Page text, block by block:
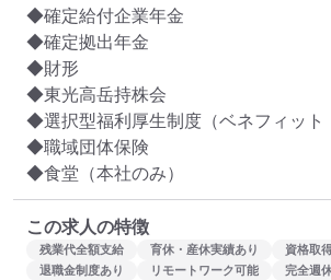
◆確定給付企業年金
◆確定拠出年金
◆財形
◆東光高岳持株会
◆選択型福利厚生制度（ベネフィット
◆職域団体保険
◆食堂（本社のみ）
この求人の特徴
残業代全額支給 育休・産休実績あり
資格取
退職金制度あり
リモートワーク可能
完全週